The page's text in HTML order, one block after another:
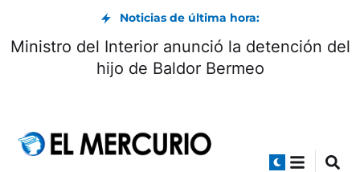
Noticias de última hora:
Ministro del Interior anunció la detención del
hijo de Baldor Bermeo